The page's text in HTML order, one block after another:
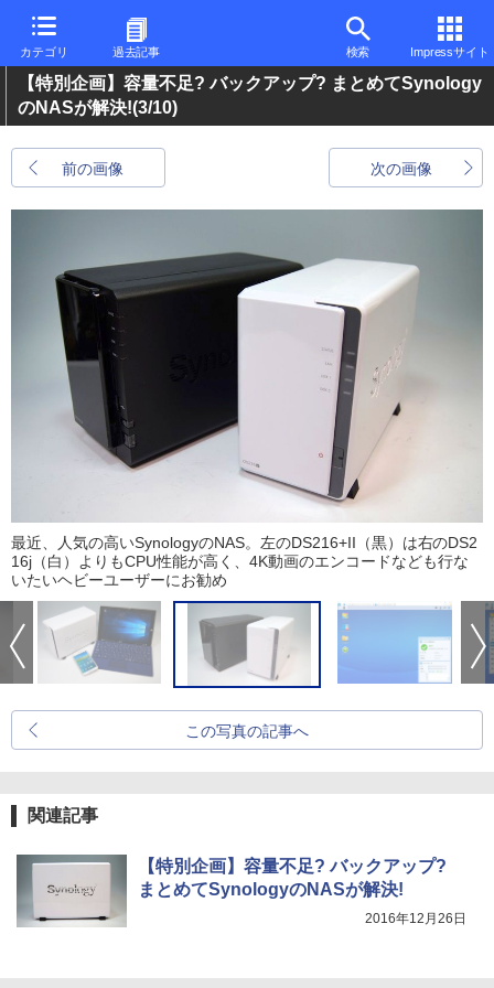
カテゴリ 過去記事 検索 Impressサイト
【特別企画】容量不足? バックアップ? まとめてSynology
のNASが解決!(3/10)
前の画像 次の画像
最近、人気の高いSynologyのNAS。左のDS216+II（黒）は右のDS2
16j（白）よりもCPU性能が高く、4K動画のエンコードなども行な
いたいヘビーユーザーにお勧め
この写真の記事へ
関連記事
【特別企画】容量不足? バックアップ?
まとめてSynologyのNASが解決!
2016年12月26日